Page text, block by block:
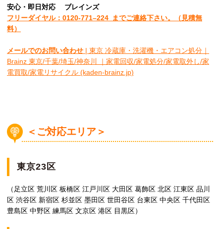
安心・即日対応
ブレインズ
フリーダイヤル：0120-771–224 までご連絡下さい。
（見積無
料）
メールでのお問い合わせ | 東京 冷蔵庫・洗濯機・エアコン処分｜
Brainz 東京/千葉/埼玉/神奈川 ｜家電回収/家電処分/家電取外し/家
電買取/家電リサイクル (kaden-brainz.jp)
＜ご対応エリア＞
東京23区
（足立区 荒川区 板橋区 江戸川区 大田区 葛飾区 北区 江東区 品川
区 渋谷区 新宿区 杉並区 墨田区 世田谷区 台東区 中央区 千代田区
豊島区 中野区 練馬区 文京区 港区 目黒区）